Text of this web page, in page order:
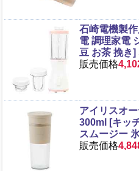
石崎電機製
電 調理家電
豆 お茶 挽き]
販売価格
アイリスオ
300ml [キッ
スムージー
販売価格